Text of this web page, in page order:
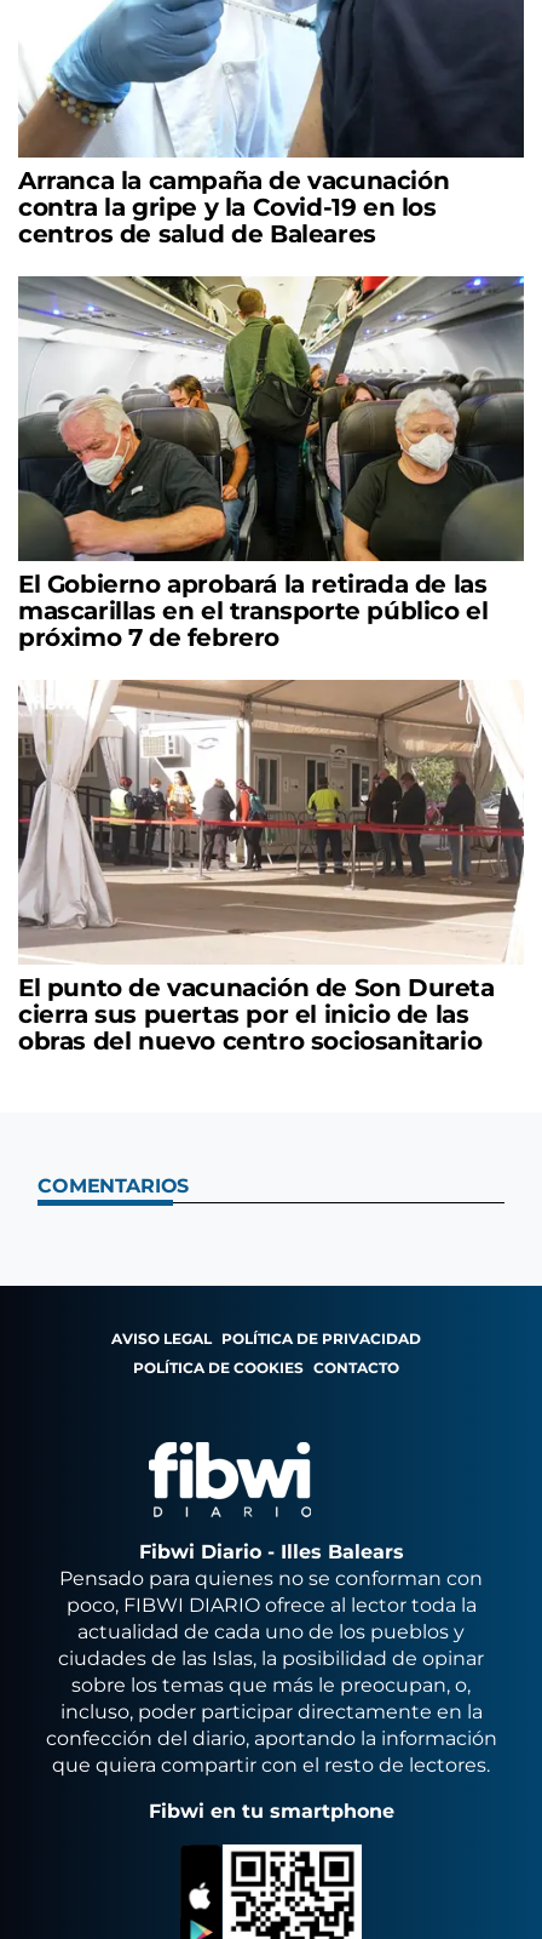
Arranca la campaña de vacunación
contra la gripe y la Covid-19 en los
centros de salud de Baleares
El Gobierno aprobará la retirada de las
mascarillas en el transporte público el
próximo 7 de febrero
El punto de vacunación de Son Dureta
cierra sus puertas por el inicio de las
obras del nuevo centro sociosanitario
COMENTARIOS
AVISO LEGAL POLÍTICA DE PRIVACIDAD
POLÍTICA DE COOKIES CONTACTO
Fibwi Diario - Illes Balears
Pensado para quienes no se conforman con
poco, FIBWI DIARIO ofrece al lector toda la
actualidad de cada uno de los pueblos y
ciudades de las Islas, la posibilidad de opinar
sobre los temas que más le preocupan, o,
incluso, poder participar directamente en la
confección del diario, aportando la información
que quiera compartir con el resto de lectores.
Fibwi en tu smartphone